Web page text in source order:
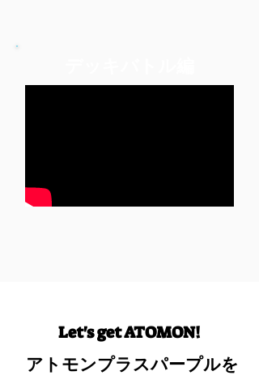
Let's get ATOMON!
​アトモンプラスパープルを